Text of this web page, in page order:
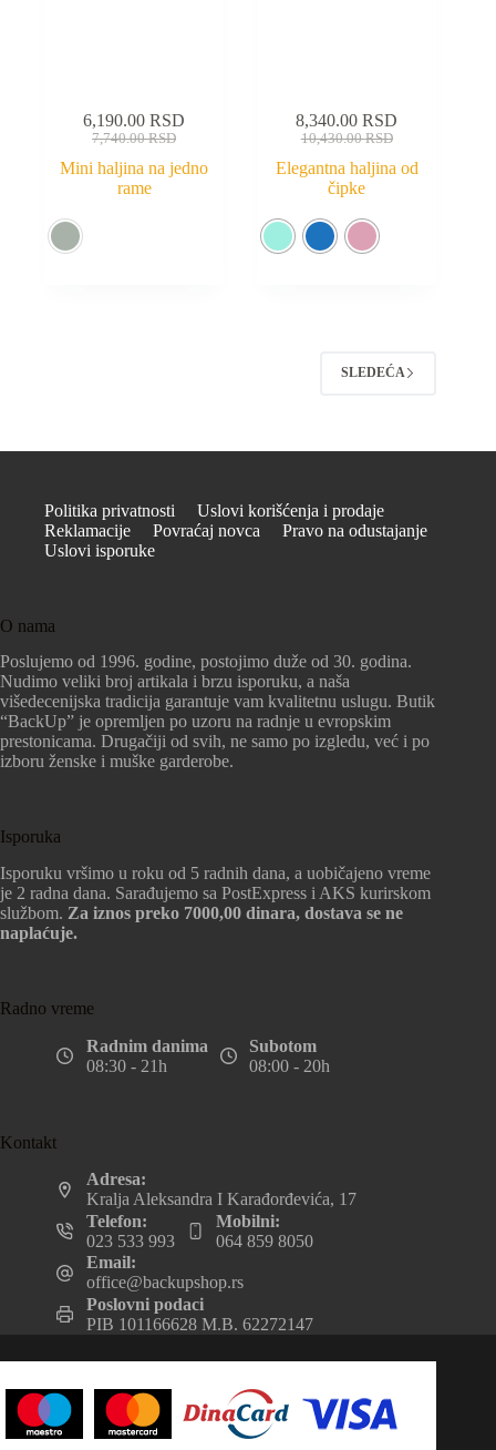
7,740.00RSD
6,190.00RSD
Mini haljina na jedno
rame
10,430.00RSD
8,340.00RSD
Elegantna haljina od
čipke
SLEDEĆA
Politika privatnosti
Uslovi korišćenja i prodaje
Reklamacije
Povraćaj novca
Pravo na odustajanje
Uslovi isporuke
O nama
Poslujemo od 1996. godine, postojimo duže od 30. godina.
Nudimo veliki broj artikala i brzu isporuku, a naša
višedecenijska tradicija garantuje vam kvalitetnu uslugu. Butik
“BackUp” je opremljen po uzoru na radnje u evropskim
prestonicama. Drugačiji od svih, ne samo po izgledu, već i po
izboru ženske i muške garderobe.
Isporuka
Isporuku vršimo u roku od 5 radnih dana, a uobičajeno vreme
je 2 radna dana. Sarađujemo sa PostExpress i AKS kurirskom
službom. Za iznos preko 7000,00 dinara, dostava se ne
naplaćuje.
Radno vreme
Radnim danima
08:30 - 21h
Subotom
08:00 - 20h
Kontakt
Adresa:
Kralja Aleksandra I Karađorđevića, 17
Telefon:
023 533 993
Mobilni:
064 859 8050
Email:
office@backupshop.rs
Poslovni podaci
PIB 101166628 M.B. 62272147